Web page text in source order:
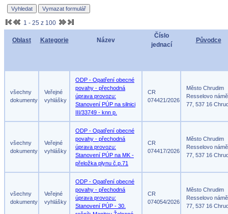
1 - 25 z 100
Oblast Kategorie Název
Číslo
jednací
Původce
všechny
dokumenty
Veřejné
vyhlášky
ODP - Opatření obecné
povahy - přechodná
úprava provozu:
Stanovení PÚP na silnici
III/33749 - knn p.
CR
074421/2026
Město Chrudim
Resselovo
77, 537 16
všechny
dokumenty
Veřejné
vyhlášky
ODP - Opatření obecné
povahy - přechodná
úprava provozu:
Stanovení PÚP na MK -
přeložka plynu č.p.71
CR
074417/2026
Město Chrudim
Resselovo
77, 537 16
všechny
dokumenty
Veřejné
vyhlášky
ODP - Opatření obecné
povahy - přechodná
úprava provozu:
Stanovení PÚP - 30.
CR
074054/2026
Město Chrudim
Resselovo
77, 537 16